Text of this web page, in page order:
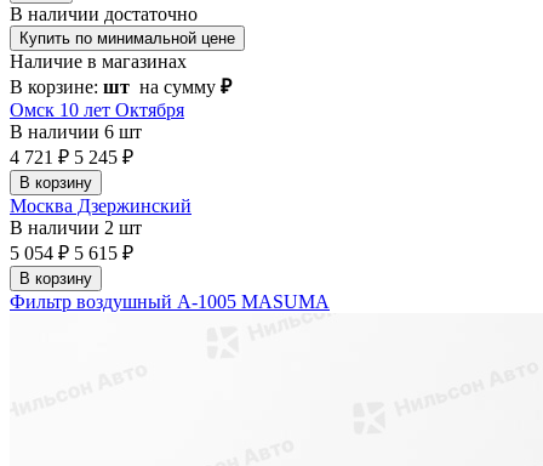
В наличии достаточно
Купить по минимальной цене
Наличие в магазинах
В корзине: шт на сумму ₽
Омск 10 лет Октября
В наличии 6 шт
4 721 ₽ 5 245 ₽
В корзину
Москва Дзержинский
В наличии 2 шт
5 054 ₽ 5 615 ₽
В корзину
Фильтр воздушный A-1005 MASUMA